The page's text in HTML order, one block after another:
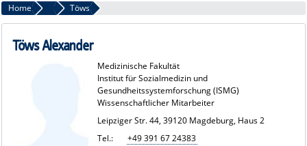
LEHRE
UNSER INSTITUT
TEAM
QUALIFIKATIONSARBEITEN
Home Team Töws
Töws Alexander
Medizinische Fakultät
Institut für Sozialmedizin und
Gesundheitssystemforschung (ISMG)
Wissenschaftlicher Mitarbeiter
Leipziger Str. 44, 39120 Magdeburg, Haus 2
Tel.:
+49 391 67 24383